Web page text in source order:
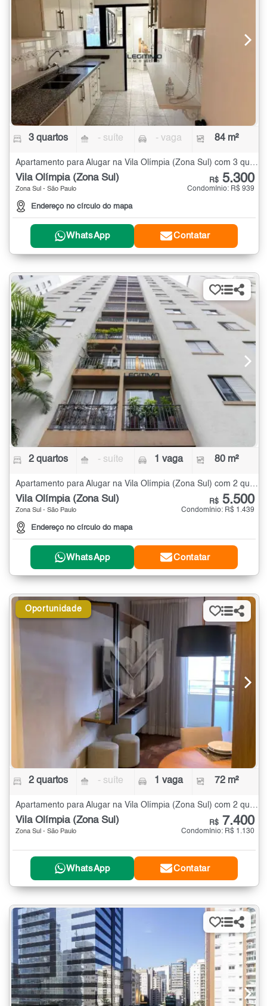
3 quartos - suíte - vaga 84 m²
Vila Olímpia (Zona Sul)
Zona Sul - São Paulo
Endereço no círculo do mapa
R$ 5.300
Condomínio: R$ 939
WhatsApp Contatar
2 quartos - suíte 1 vaga 80 m²
Apartamento para Alugar na Vila Olímpia (Zona Sul) com 2 quartos - 80 m²
Vila Olímpia (Zona Sul)
Zona Sul - São Paulo
Endereço no círculo do mapa
R$ 5.500
Condomínio: R$ 1.439
WhatsApp Contatar
Oportunidade
2 quartos - suíte 1 vaga 72 m²
Apartamento para Alugar na Vila Olímpia (Zona Sul) com 2 quartos - 72 m²
Vila Olímpia (Zona Sul)
Zona Sul - São Paulo
R$ 7.400
Condomínio: R$ 1.130
WhatsApp Contatar